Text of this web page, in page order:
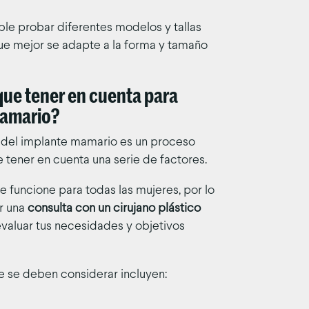
probar diferentes modelos y tallas
mejor se adapte a la forma y tamaño
tener en cuenta para
implante mamario es un proceso
en cuenta una serie de factores.
funcione para todas las mujeres, por lo
unaconsulta con un cirujano plástico
tus necesidades y objetivos
se deben considerar incluyen: